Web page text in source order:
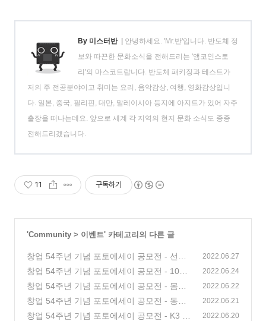
By 미스터반 | 안녕하세요. 'Mr.반'입니다. 반도체 정
보와 따끈한 문화소식을 전해드리는 '앰코인스토
리'의 마스코트랍니다. 반도체 패키징과 테스트가
저의 주 전공분야이고 취미는 요리, 음악감상, 여행, 영화감상입니
다. 일본, 중국, 필리핀, 대만, 말레이시아 등지에 아지트가 있어 자주
출장을 떠나는데요. 앞으로 세계 각 지역의 현지 문화 소식도 종종
전해드리겠습니다.
11 구독하기
'Community > 이벤트' 카테고리의 다른 글
창업 54주년 기념 포토에세이 공모전 - 선글
라스 오총사 등장
(0)
2022.06.27
창업 54주년 기념 포토에세이 공모전 - 108
주년까지 함께할 동기
(0)
2022.06.24
창업 54주년 기념 포토에세이 공모전 - 몸으
로 말해요, K3!
(0)
2022.06.22
창업 54주년 기념 포토에세이 공모전 - 동기
들과 B&W 로 맞춰 입고
(0)
2022.06.21
창업 54주년 기념 포토에세이 공모전 - K3 기
2022.06.20